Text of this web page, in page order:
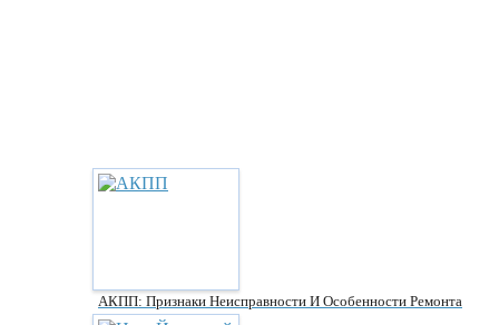
АКПП: Признаки Неисправности И Особенности Ремонта